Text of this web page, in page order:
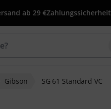
ab 29 €Zahlungssicherheit
Gibson SG 61 Standard VC